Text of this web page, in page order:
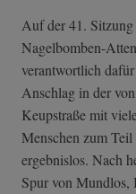
Auf der 41. Sitzung
Nagelbomben-
verantwortlich
Anschlag in der
Keupstraße mit
Menschen zum
ergebnislos. Nach
Spur von Mundlos,